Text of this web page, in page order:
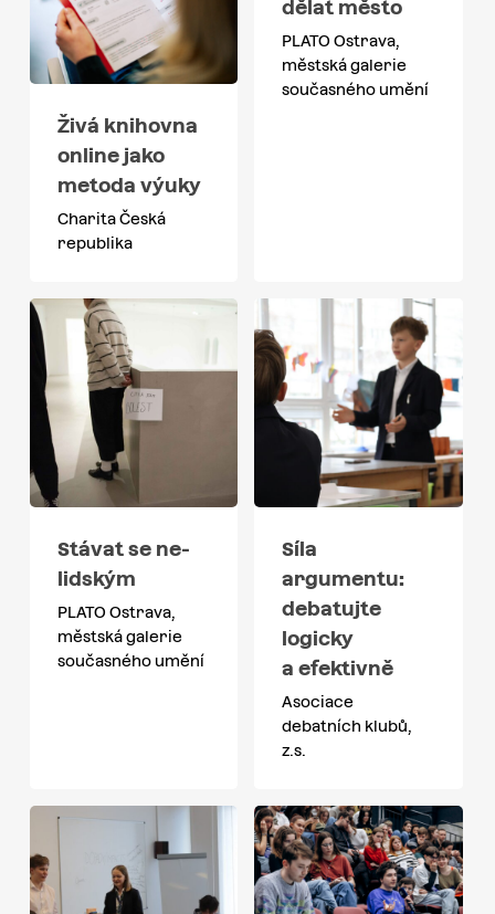
Živá knihovna
online jako
metoda výuky
Charita Česká
republika
dělat město
PLATO Ostrava,
městská galerie
současného umění
Stávat se ne-
lidským
PLATO Ostrava,
městská galerie
současného umění
Síla
argumentu:
debatujte
logicky
a efektivně
Asociace
debatních klubů,
z.s.